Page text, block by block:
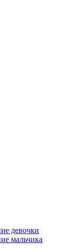
девочки
мальчика